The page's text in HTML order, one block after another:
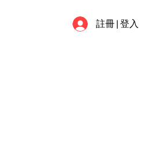
FAQ註冊 | 登入